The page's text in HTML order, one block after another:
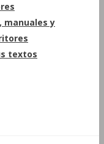
manuales y
textos